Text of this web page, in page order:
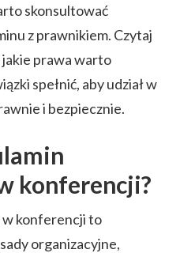
skonsultować
z prawnikiem. Czytaj
jakie prawa warto
spełnić, aby udział w
i bezpiecznie.
konferencji?
konferencji to
organizacyjne,